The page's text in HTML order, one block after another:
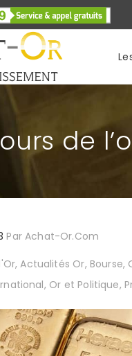
de
ParAchat-Or.com
,Actualités Or, Bourse,
, Or et Politique,